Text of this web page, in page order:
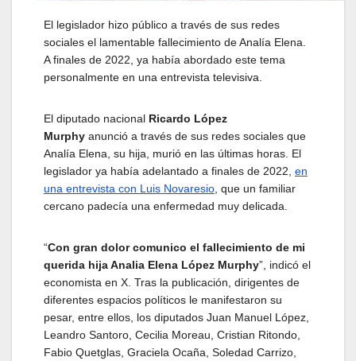
El legislador hizo público a través de sus redes
sociales el lamentable fallecimiento de Analía Elena.
A finales de 2022, ya había abordado este tema
personalmente en una entrevista televisiva.
El diputado nacional Ricardo López
Murphy anunció a través de sus redes sociales que
Analía Elena, su hija, murió en las últimas horas. El
legislador ya había adelantado a finales de 2022, en
una entrevista con Luis Novaresio , que un familiar
cercano padecía una enfermedad muy delicada.
“Con gran dolor comunico el fallecimiento de mi
querida hija Analia Elena López Murphy”, indicó el
economista en X. Tras la publicación, dirigentes de
diferentes espacios políticos le manifestaron su
pesar, entre ellos, los diputados Juan Manuel López,
Leandro Santoro, Cecilia Moreau, Cristian Ritondo,
Fabio Quetglas, Graciela Ocaña, Soledad Carrizo,